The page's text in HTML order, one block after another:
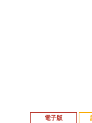
電子版